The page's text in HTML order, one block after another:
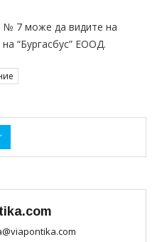
№ 7 може да видите на
“Бургасбус” ЕООД.